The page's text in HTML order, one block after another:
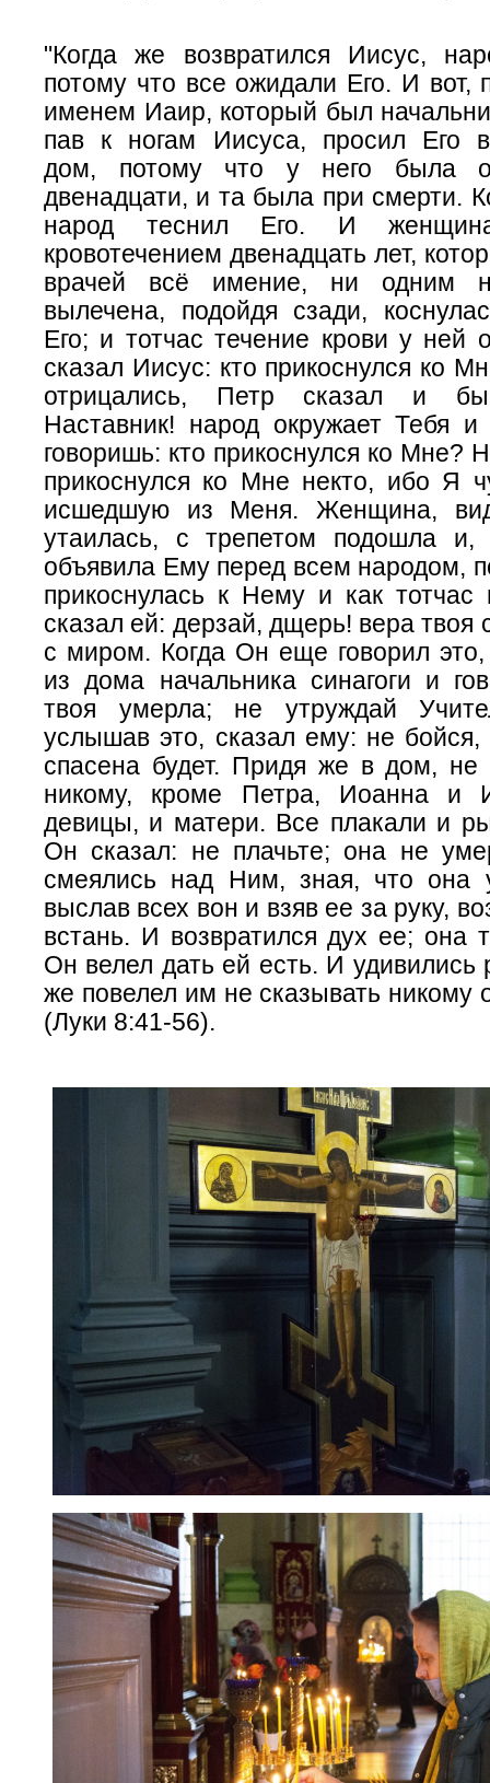
"Когда же возвратился Иисус,
потому что все ожидали Его. И вот,
именем Иаир, который был
пав к ногам Иисуса, просил Его
дом, потому что у него была
двенадцати, и та была при смерти.
народ теснил Его. И
кровотечением двенадцать лет,
врачей всё имение, ни одним
вылечена, подойдя сзади,
Его; и тотчас течение крови у ней
сказал Иисус: кто прикоснулся ко
отрицались, Петр сказал и
Наставник! народ окружает Тебя
говоришь: кто прикоснулся ко Мне?
прикоснулся ко Мне некто, ибо Я
исшедшую из Меня. Женщина,
утаилась, с трепетом подошла
объявила Ему перед всем народом,
прикоснулась к Нему и как тотчас
сказал ей: дерзай, дщерь! вера твоя
с миром. Когда Он еще говорил это,
из дома начальника синагоги и
твоя умерла; не утруждай
услышав это, сказал ему: не бойся,
спасена будет. Придя же в дом, не
никому, кроме Петра, Иоанна и
девицы, и матери. Все плакали и
Он сказал: не плачьте; она не
смеялись над Ним, зная, что она
выслав всех вон и взяв ее за руку,
встань. И возвратился дух ее; она
Он велел дать ей есть. И удивились
же повелел им не сказывать
(Луки 8:41-56).